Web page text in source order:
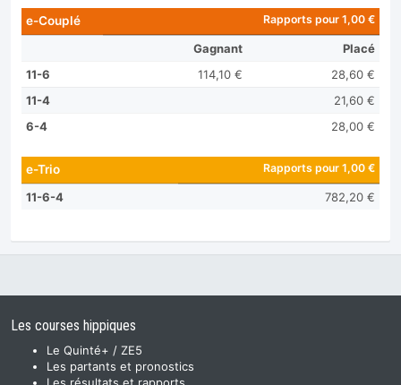
e-Couplé Rapports pour 1,00 €
Gagnant
Placé
11-6
114,10 €
28,60 €
11-4
21,60 €
6-4
28,00 €
e-Trio Rapports pour 1,00 €
11-6-4 782,20 €
Les courses hippiques
Le Quinté+ / ZE5
Les partants et pronostics